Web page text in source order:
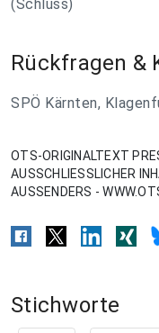
(Schluss)
Rückfragen &
SPÖ Kärnten,
OTS-ORIGINALTEXT
AUSSCHLIESSLICHER
AUSSENDERS -
Stichworte